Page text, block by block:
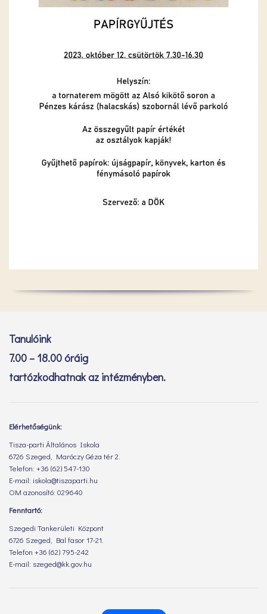
Tanulóink
7.00 – 18.00 óráig
tartózkodhatnak az intézményben.
Elérhetőségünk:
Tisza-parti Általános Iskola
6726 Szeged, Maróczy Géza tér 2.
Telefon: +36 (62) 547-130
E-mail: iskola@tiszaparti.hu
OM azonosító: 029640
Fenntartó:
Szegedi Tankerületi Központ
6726 Szeged, Bal fasor 17-21.
Telefon +36 (62) 795-242
E-mail: szeged@kk.gov.hu